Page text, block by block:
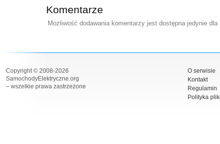
Komentarze
Możliwość dodawania komentarzy jest dostępna jedynie
Copyright © 2008-2026
SamochodyElektryczne.org
– wszelkie prawa zastrzeżone
O serwisie
Kontakt
Regulamin
Polityka